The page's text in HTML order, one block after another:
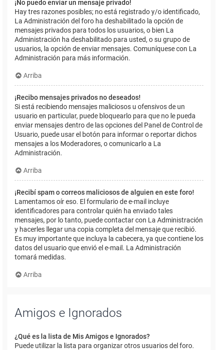
¡No puedo enviar un mensaje privado!
Hay tres razones posibles; no está registrado y/o identificado,
La Administración del foro ha deshabilitado la opción de
mensajes privados para todos los usuarios, o bien La
Administración ha deshabilitado para usted, o su grupo de
usuarios, la opción de enviar mensajes. Comuníquese con La
Administración para más información.
Arriba
¡Recibo mensajes privados no deseados!
Si está recibiendo mensajes maliciosos u ofensivos de un
usuario en particular, puede bloquearlo para que no le pueda
enviar mensajes dentro de las opciones del Panel de Control de
Usuario, puede usar el botón para informar o reportar dichos
mensajes a los Moderadores, o comunicarlo a La
Administración.
Arriba
¡Recibí spam o correos maliciosos de alguien en este foro!
Lamentamos oír eso. El formulario de e-mail incluye
identificadores para controlar quién ha enviado tales
mensajes, por lo tanto, puede contactar con La Administración
y hacerles llegar una copia completa del mensaje que recibió.
Es muy importante que incluya la cabecera, ya que contiene los
datos del usuario que envió el e-mail. La Administración
tomará medidas.
Arriba
Amigos e Ignorados
¿Qué es la lista de Mis Amigos e Ignorados?
Puede utilizar la lista para organizar otros usuarios del foro.